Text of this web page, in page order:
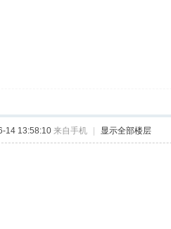
14 13:58:10 来自手机 显示全部楼层